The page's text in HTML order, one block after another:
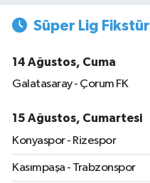
Süper Lig Fikstür
14 Ağustos, Cuma
Galatasaray - Çorum FK
15 Ağustos, Cumartesi
Konyaspor - Rizespor
Kasımpaşa - Trabzonspor